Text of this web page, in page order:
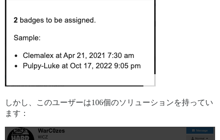
しかし、このユーザーは106個のソリューションを持ってい
ます：